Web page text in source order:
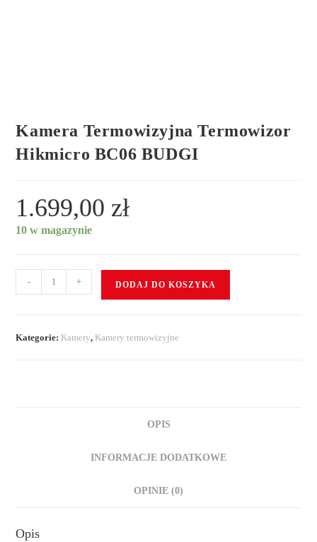
Kamera Termowizyjna Termowizor
Hikmicro BC06 BUDGI
1.699,00 zł
10 w magazynie
- + DODAJ DO KOSZYKA
Kategorie: Kamery, Kamery termowizyjne
OPIS
INFORMACJE DODATKOWE
OPINIE (0)
Opis